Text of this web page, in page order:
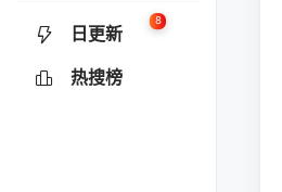
日更新
8
热搜榜